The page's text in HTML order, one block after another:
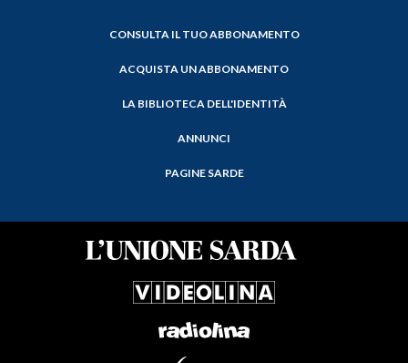
CONSULTA IL TUO ABBONAMENTO
ACQUISTA UN ABBONAMENTO
LA BIBLIOTECA DELL'IDENTITÀ
ANNUNCI
PAGINE SARDE